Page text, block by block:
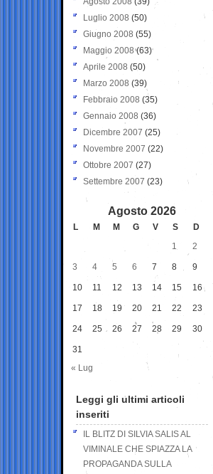
Luglio 2008 (50)
Giugno 2008 (55)
Maggio 2008(63)
Aprile 2008 (50)
Marzo 2008 (39)
Febbraio 2008 (35)
Gennaio 2008 (36)
Dicembre 2007 (25)
Novembre 2007 (22)
Ottobre 2007 (27)
Settembre 2007 (23)
Agosto 2026
L M M G V S
D
1
2
3 4 5 6 7 8 9
10 11 12 13 14 15 16
17 18 19 20 21 22 23
24 25 26 27 28 29 30
31
« Lug
Leggi gli ultimi articoli
inseriti
IL BLITZ DI SILVIA SALIS AL
VIMINALE CHE SPIAZZA LA
PROPAGANDA SULLA